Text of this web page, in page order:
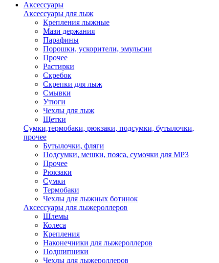
Аксессуары
Аксессуары для лыж
Крепления лыжные
Мази держания
Парафины
Порошки, ускорители, эмульсии
Прочее
Растирки
Скребок
Скрепки для лыж
Смывки
Утюги
Чехлы для лыж
Щетки
Сумки,термобаки, рюкзаки, подсумки, бутылочки,
прочее
Бутылочки, фляги
Подсумки, мешки, пояса, сумочки для MP3
Прочее
Рюкзаки
Сумки
Термобаки
Чехлы для лыжных ботинок
Аксессуары для лыжероллеров
Шлемы
Колеса
Крепления
Наконечники для лыжероллеров
Подшипники
Чехлы для лыжероллеров